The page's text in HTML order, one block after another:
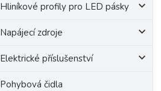
Hliníkové profily pro LED pásky
Napájecí zdroje
Elektrické příslušenství
Pohybová čidla